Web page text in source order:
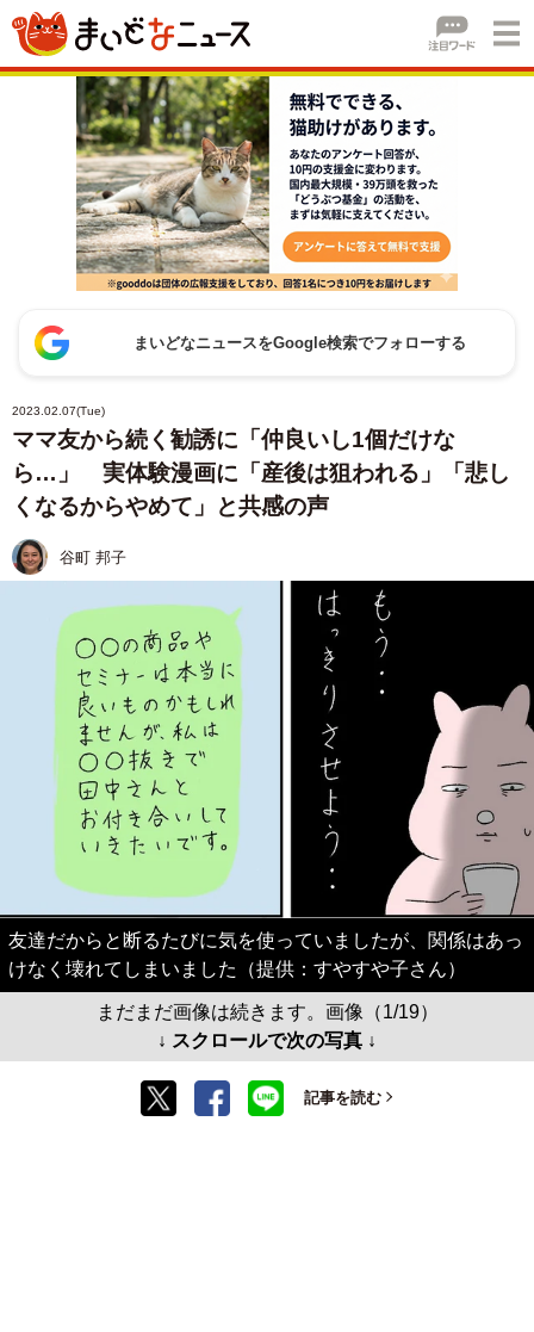
まいどなニュースをGoogle検索でフォローする
2023.02.07(Tue)
ママ友から続く勧誘に「仲良いし1個だけな
ら…」 実体験漫画に「産後は狙われる」「悲し
くなるからやめて」と共感の声
谷町 邦子
友達だからと断るたびに気を使っていましたが、関係はあっ
けなく壊れてしまいました（提供：すやすや子さん）
まだまだ画像は続きます。画像（1/19）
↓ スクロールで次の写真 ↓
記事を読む